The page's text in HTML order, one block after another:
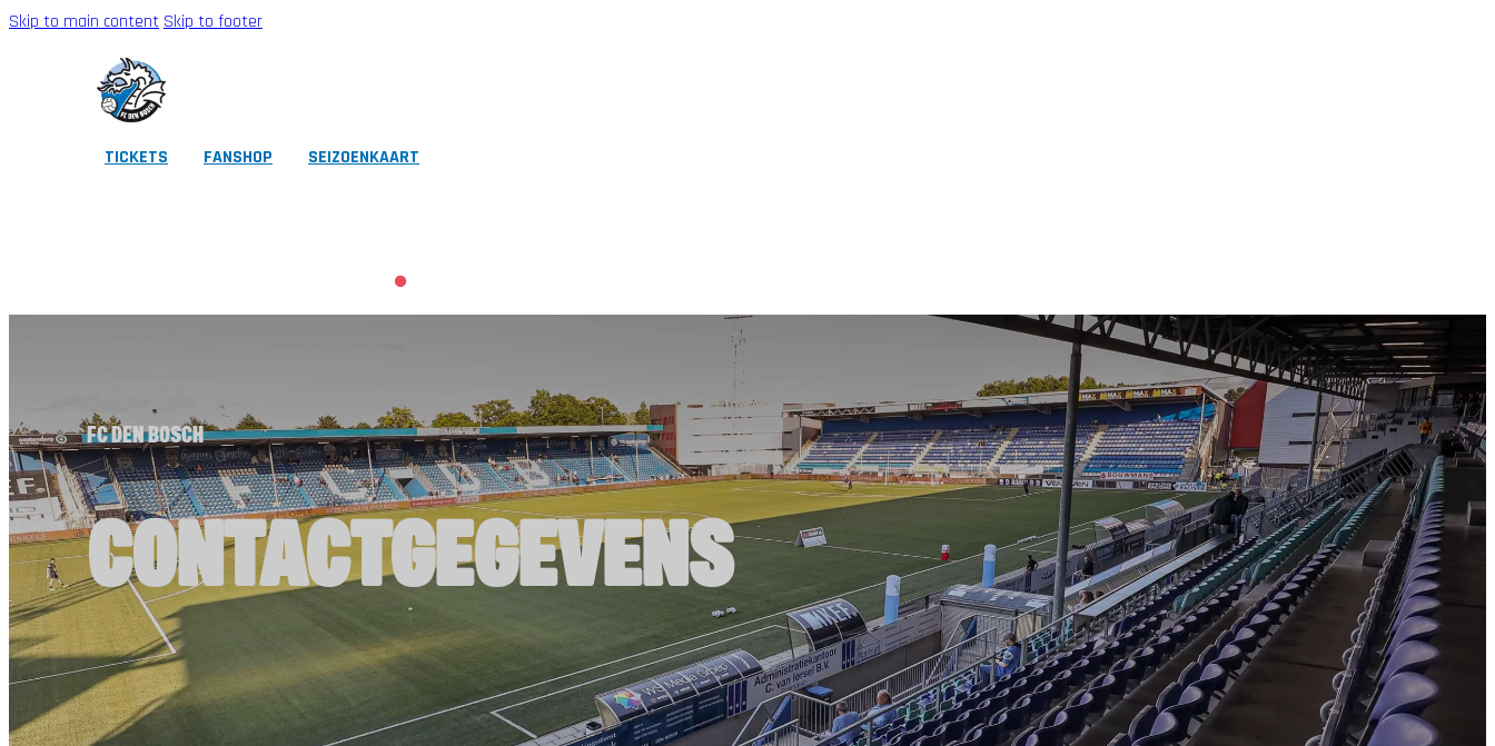
Skip to main content Skip to footer
TICKETS FANSHOP
SEIZOENKAART
FC DEN BOSCH
CONTACTGEGEVENS